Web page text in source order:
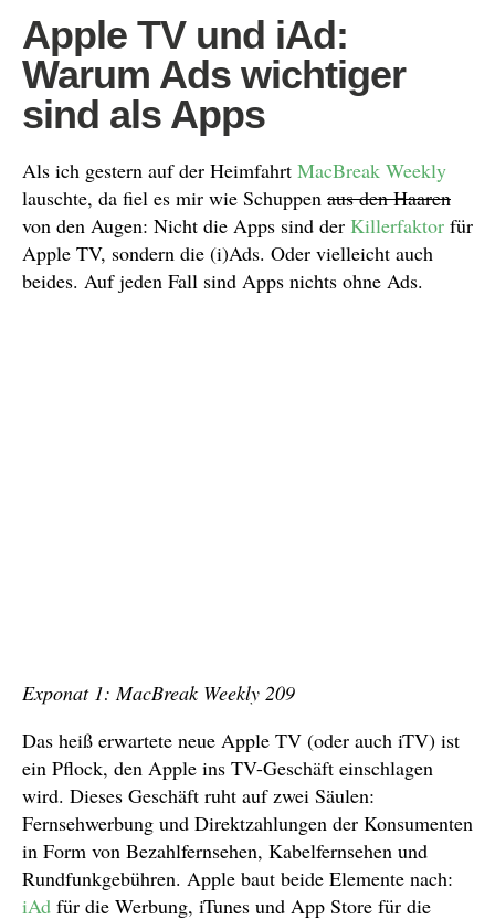
Apple TV und iAd:
Warum Ads wichtiger
sind als Apps
Als ich gestern auf der Heimfahrt MacBreak Weekly
lauschte, da fiel es mir wie Schuppen aus den Haaren
von den Augen: Nicht die Apps sind der Killerfaktor für
Apple TV, sondern die (i)Ads. Oder vielleicht auch
beides. Auf jeden Fall sind Apps nichts ohne Ads.
Exponat 1: MacBreak Weekly 209
Das heiß erwartete neue Apple TV (oder auch iTV) ist
ein Pflock, den Apple ins TV-Geschäft einschlagen
wird. Dieses Geschäft ruht auf zwei Säulen:
Fernsehwerbung und Direktzahlungen der Konsumenten
in Form von Bezahlfernsehen, Kabelfernsehen und
Rundfunkgebühren. Apple baut beide Elemente nach:
iAd für die Werbung, iTunes und App Store für die